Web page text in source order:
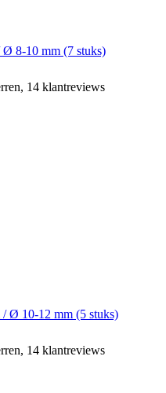
Ø 8-10 mm (7 stuks)
14 klantreviews
/ Ø 10-12 mm (5 stuks)
14 klantreviews